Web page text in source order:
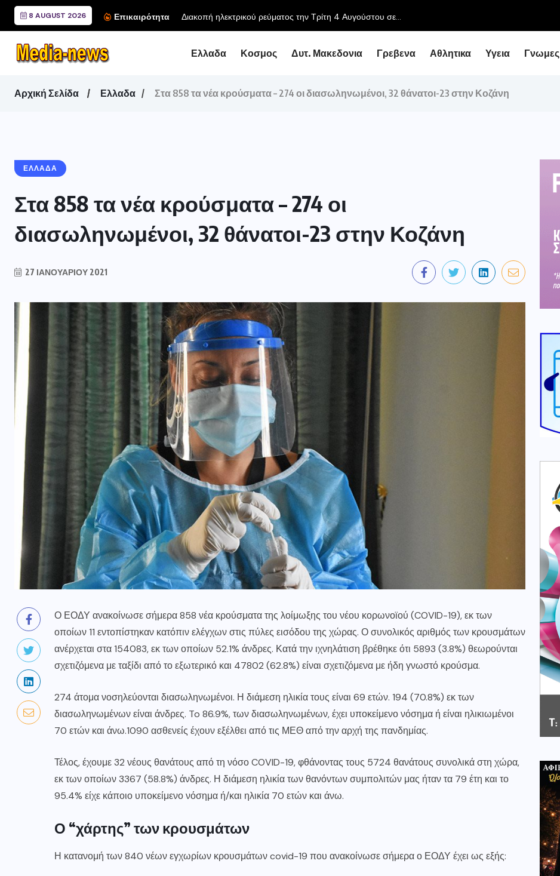
8 AUGUST 2026 Επικαιρότητα
ρεύματος την Τρίτη 4 Αυγούστου σε...
Ελλαδα Κοσμος Δυτ. Μακεδονια Γρεβενα Αθλητικα Υγεια Γνωμες
Αρχική Σελίδα Ελλαδα Στα 858 τα νέα κρούσματα – 274 οι διασωληνωμένοι, 32 θάνατοι-23 στην Κοζάνη
ΕΛΛΑΔΑ
Στα 858 τα νέα κρούσματα – 274 οι
διασωληνωμένοι, 32 θάνατοι-23 στην Κοζάνη
27 ΙΑΝΟΥΑΡΊΟΥ 2021
Ο ΕΟΔΥ ανακοίνωσε σήμερα 858 νέα κρούσματα της λοίμωξης του νέου κορωνοϊού (COVID-19), εκ των
οποίων 11 εντοπίστηκαν κατόπιν ελέγχων στις πύλες εισόδου της χώρας. Ο συνολικός αριθμός των κρουσμάτων
ανέρχεται στα 154083, εκ των οποίων 52.1% άνδρες. Κατά την ιχνηλάτιση βρέθηκε ότι 5893 (3.8%) θεωρούνται
σχετιζόμενα με ταξίδι από το εξωτερικό και 47802 (62.8%) είναι σχετιζόμενα με ήδη γνωστό κρούσμα.
274 άτομα νοσηλεύονται διασωληνωμένοι. Η διάμεση ηλικία τους είναι 69 ετών. 194 (70.8%) εκ των
διασωληνωμένων είναι άνδρες. To 86.9%, των διασωληνωμένων, έχει υποκείμενο νόσημα ή είναι ηλικιωμένοι
70 ετών και άνω.1090 ασθενείς έχουν εξέλθει από τις ΜΕΘ από την αρχή της πανδημίας.
Τέλος, έχουμε 32 νέους θανάτους από τη νόσο COVID-19, φθάνοντας τους 5724 θανάτους συνολικά στη χώρα,
εκ των οποίων 3367 (58.8%) άνδρες. Η διάμεση ηλικία των θανόντων συμπολιτών μας ήταν τα 79 έτη και το
95.4% είχε κάποιο υποκείμενο νόσημα ή/και ηλικία 70 ετών και άνω.
Ο “χάρτης” των κρουσμάτων
Η κατανομή των 840 νέων εγχωρίων κρουσμάτων covid-19 που ανακοίνωσε σήμερα ο ΕΟΔΥ έχει ως εξής: